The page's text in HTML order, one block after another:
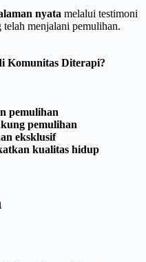
nyata melalui testimoni
telah menjalani pemulihan.
Komunitas Diterapi?
pemulihan
pemulihan
eksklusif
kualitas hidup